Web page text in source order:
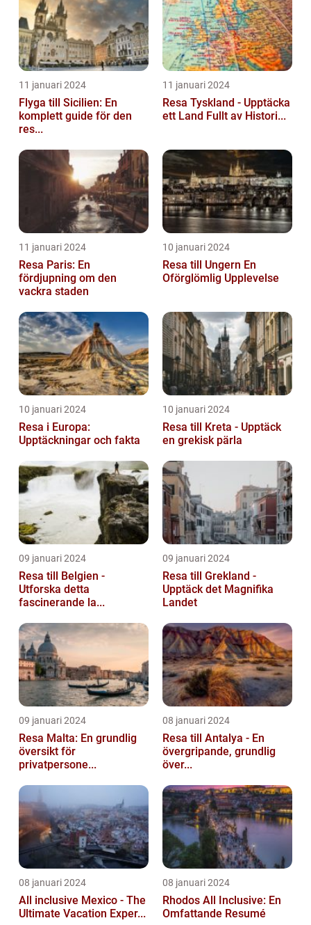
11 januari 2024
Flyga till Sicilien: En
komplett guide för den
res...
11 januari 2024
Resa Tyskland - Upptäcka
ett Land Fullt av Histori...
11 januari 2024
Resa Paris: En
fördjupning om den
vackra staden
10 januari 2024
Resa till Ungern En
Oförglömlig Upplevelse
10 januari 2024
Resa i Europa:
Upptäckningar och fakta
10 januari 2024
Resa till Kreta - Upptäck
en grekisk pärla
09 januari 2024
Resa till Belgien -
Utforska detta
fascinerande la...
09 januari 2024
Resa till Grekland -
Upptäck det Magnifika
Landet
09 januari 2024
Resa Malta: En grundlig
översikt för
privatpersone...
08 januari 2024
Resa till Antalya - En
övergripande, grundlig
över...
08 januari 2024
All inclusive Mexico - The
Ultimate Vacation Exper...
08 januari 2024
Rhodos All Inclusive: En
Omfattande Resumé